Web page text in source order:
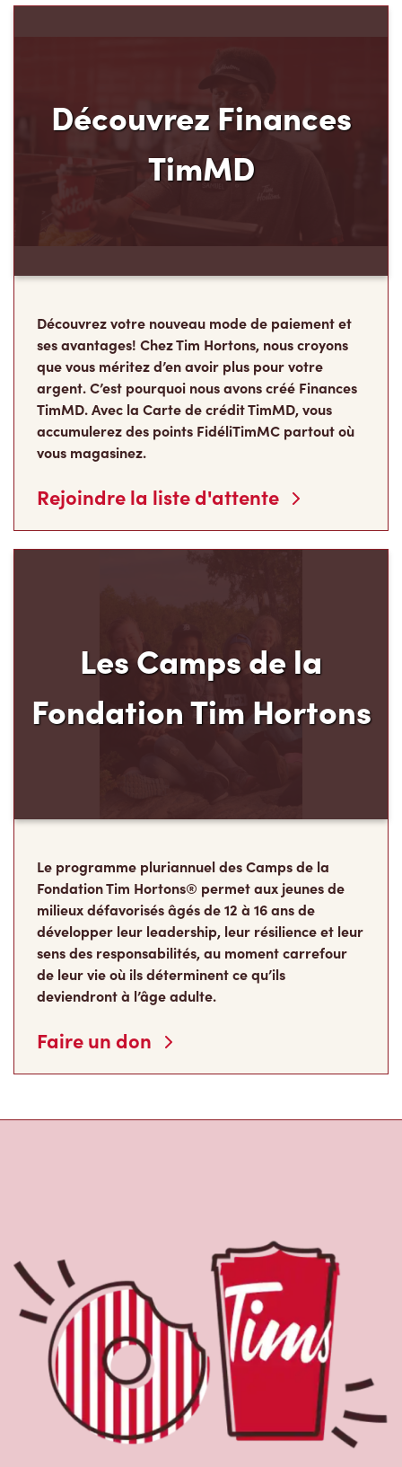
TimMD
ses avantages! Chez Tim Hortons, nous croyons
que vous méritez d’en avoir plus pour votre
argent. C’est pourquoi nous avons créé Finances
TimMD. Avec la Carte de crédit TimMD, vous
accumulerez des points FidéliTimMC partout où
vous magasinez.
Rejoindre la liste d'attente
Fondation Tim Hortons
Fondation Tim Hortons® permet aux jeunes de
milieux défavorisés âgés de 12 à 16 ans de
développer leur leadership, leur résilience et leur
sens des responsabilités, au moment carrefour
de leur vie où ils déterminent ce qu’ils
deviendront à l’âge adulte.
Faire un don